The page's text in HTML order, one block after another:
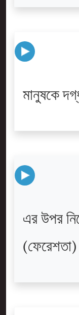
মানুষকে
এর উপর